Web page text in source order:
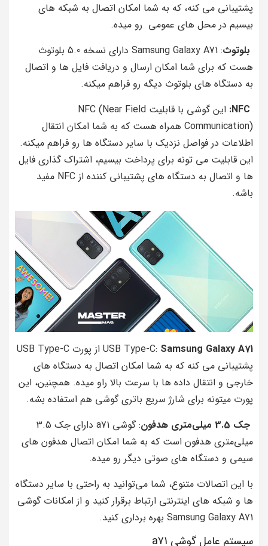
پشتیبانی می‌ کنه، که به شما امکان اتصال به شبکه‌ های
بیسیم در محل‌ های عمومی رو میده.
بلوتوث
: Samsung Galaxy A71 دارای نسخه 5.0 بلوتوث
هست که برای شما امکان ارسال و دریافت فایل‌ ها و اتصال
به دستگاه‌ های بلوتوث دیگه رو فراهم میکنه.
این گوشی با قابلیت NFC (Near Field
Communication) همراه هست که به شما امکان انتقال
اطلاعات در فواصل نزدیک با سایر دستگاه ها رو فراهم میکنه.
این قابلیت می‌ تونه برای پرداخت بیسیم، اشتراک گذاری فایل‌
ها و اتصال به دستگاه‌ های پشتیبانی کننده از NFC مفید
باشه.
USB Type-C: Samsung Galaxy A71
از پورت USB Type-C
پشتیبانی می‌ کنه که به شما امکان اتصال به دستگاه‌ های
خارجی و انتقال داده‌ ها با سرعت بالا راو میده. همچنین، این
پورت میتونه برای شارژ سریع باتری گوشی هم استفاده بشه.
جک 3.5 میلی‌متری هدفون
: گوشی a71 دارای جک 3.5
میلی‌متری هدفون است که به شما امکان اتصال هدفون‌ های
سیمی و دستگاه‌ های صوتی دیگر رو میده.
با این اتصالات متنوع، شما می‌توانید به راحتی با سایر دستگاه
ها و شبکه های اینترنتی ارتباط برقرار کنید و از امکانات گوشی
Samsung Galaxy A71 بهره‌ برداری کنید.
سیستم عامل گوشی a71